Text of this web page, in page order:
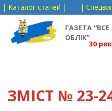
| Каталог статей | |
ГАЗЕТА
ОБЛІК”
30
ЗМІСТ № 23-